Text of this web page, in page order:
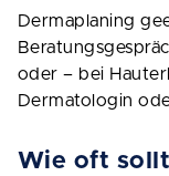
Dermaplaning
oder – bei
Dermatologin
Wie oft